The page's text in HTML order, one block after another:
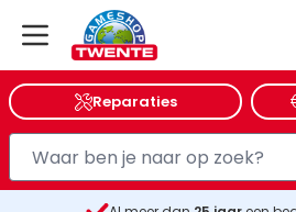
Reparaties